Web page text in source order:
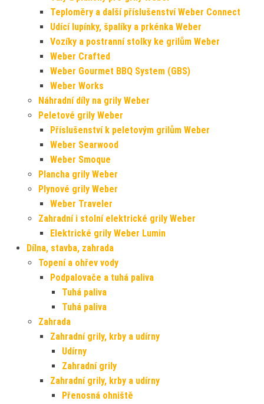
Teploměry a další příslušenství Weber Connect
Udící lupínky, špalíky a prkénka Weber
Vozíky a postranní stolky ke grilům Weber
Weber Crafted
Weber Gourmet BBQ System (GBS)
Weber Works
Náhradní díly na grily Weber
Peletové grily Weber
Příslušenství k peletovým grilům Weber
Weber Searwood
Weber Smoque
Plancha grily Weber
Plynové grily Weber
Weber Traveler
Zahradní i stolní elektrické grily Weber
Elektrické grily Weber Lumin
Dílna, stavba, zahrada
Topení a ohřev vody
Podpalovače a tuhá paliva
Tuhá paliva
Tuhá paliva
Zahrada
Zahradní grily, krby a udírny
Udírny
Zahradní grily
Zahradní grily, krby a udírny
Přenosná ohniště